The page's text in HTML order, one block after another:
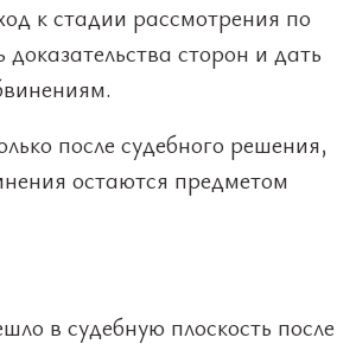
к стадии рассмотрения по
сторон и дать
после судебного решения,
остаются предметом
в судебную плоскость после